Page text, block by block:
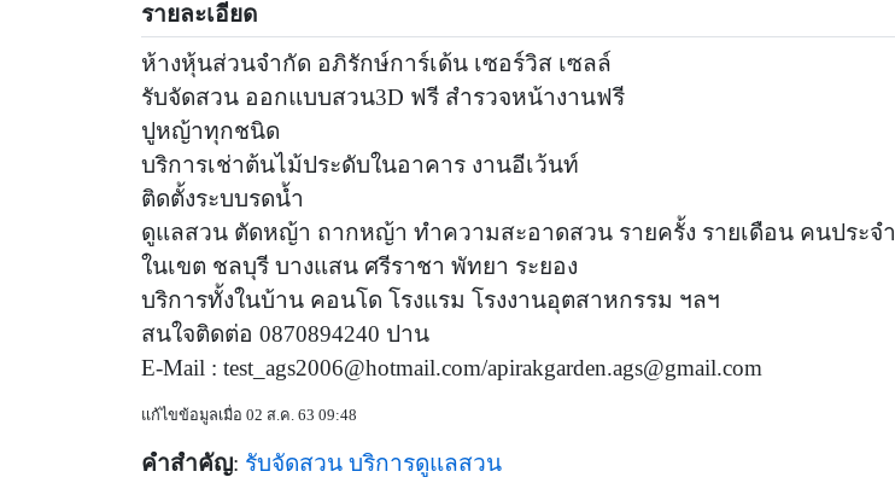
รายละเอียด
ห้างหุ้นส่วนจำกัด อภิรักษ์การ์เด้น เซอร์วิส เซลล์
รับจัดสวน ออกแบบสวน3D ฟรี สำรวจหน้างานฟรี
ปูหญ้าทุกชนิด
บริการเช่าต้นไม้ประดับในอาคาร งานอีเว้นท์
ติดตั้งระบบรดน้ำ
ดูแลสวน ตัดหญ้า ถากหญ้า ทำความสะอาดสวน รายครั้ง รายเดือน คนประจำ
ในเขต ชลบุรี บางแสน ศรีราชา พัทยา ระยอง
บริการทั้งในบ้าน คอนโด โรงแรม โรงงานอุตสาหกรรม ฯลฯ
สนใจติดต่อ 0870894240 ปาน
E-Mail : test_ags2006@hotmail.com/apirakgarden.ags@gmail.com
แก้ไขข้อมูลเมื่อ 02 ส.ค. 63 09:48
คำสำคัญ: รับจัดสวน บริการดูแลสวน